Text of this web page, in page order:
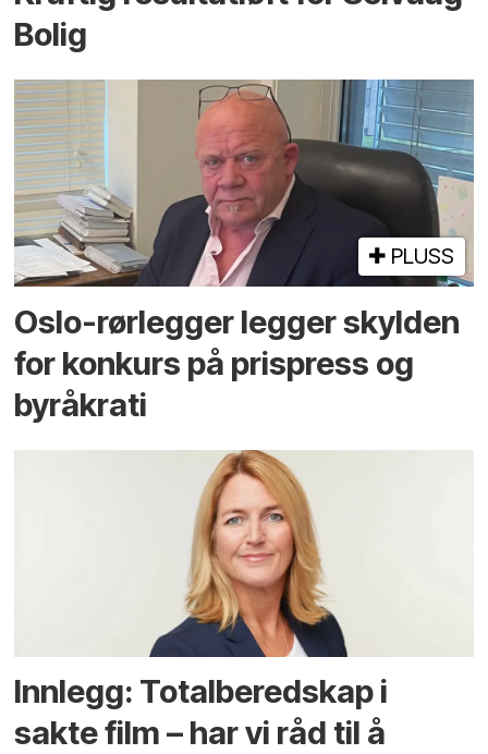
Bolig
PLUSS
Oslo-rørlegger legger skylden
for konkurs på prispress og
byråkrati
Innlegg: Totalberedskap i
sakte film – har vi råd til å